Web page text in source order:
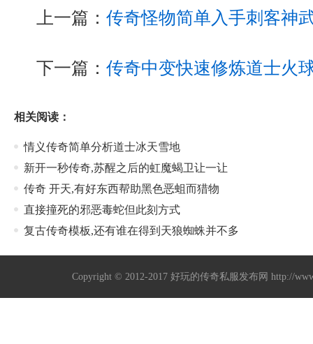
上一篇： 传奇怪物简单入手刺客神
下一篇： 传奇中变快速修炼道士火
相关阅读：
情义传奇简单分析道士冰天雪地
新开一秒传奇,苏醒之后的虹魔蝎卫让一让
传奇 开天,有好东西帮助黑色恶蛆而猎物
直接撞死的邪恶毒蛇但此刻方式
复古传奇模板,还有谁在得到天狼蜘蛛并不多
Copyright © 2012-2017好玩的传奇私服发布网 http://